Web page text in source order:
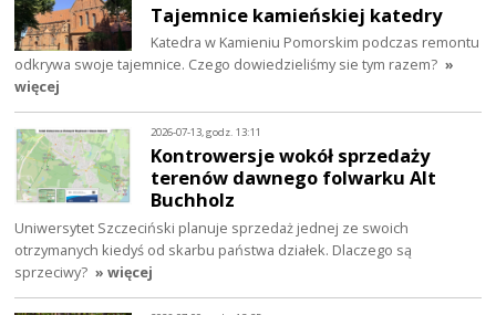
Tajemnice kamieńskiej katedry
Katedra w Kamieniu Pomorskim podczas remontu
odkrywa swoje tajemnice. Czego dowiedzieliśmy sie tym razem? »
więcej
2026-07-13, godz. 13:11
Kontrowersje wokół sprzedaży
terenów dawnego folwarku Alt
Buchholz
Uniwersytet Szczeciński planuje sprzedaż jednej ze swoich
otrzymanych kiedyś od skarbu państwa działek. Dlaczego są
sprzeciwy? » więcej